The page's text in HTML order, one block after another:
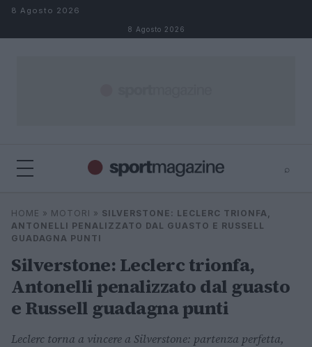
Salta al contenuto
8 Agosto 2026
8 Agosto 2026
⌕
Cerca
HOME » MOTORI » SILVERSTONE: LECLERC TRIONFA,
ANTONELLI PENALIZZATO DAL GUASTO E RUSSELL
GUADAGNA PUNTI
Silverstone: Leclerc trionfa,
Antonelli penalizzato dal guasto
e Russell guadagna punti
Leclerc torna a vincere a Silverstone: partenza perfetta,